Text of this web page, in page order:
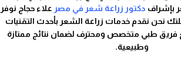
بإشراف دكتور زراعة شعر في مصر علاء حجاج نوفر
نحن نقدم خدمات زراعة الشعر بأحدث التقنيات
فريق طبي متخصص ومحترف لضمان نتائج ممتازة
وطبيعية.